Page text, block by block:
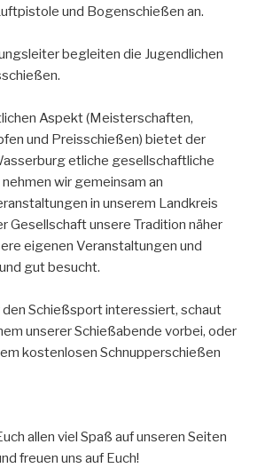
und Bogenschießen an.
begleiten die Jugendlichen
Aspekt (Meisterschaften,
und Preisschießen) bietet der
etliche gesellschaftliche
wir gemeinsam an
in unserem Landkreis
Gesellschaft unsere Tradition näher
eigenen Veranstaltungen und
gut besucht.
den Schießsport interessiert, schaut
unserer Schießabende vorbei, oder
kostenlosen Schnupperschießen
allen viel Spaß auf unseren Seiten
freuen uns auf Euch!